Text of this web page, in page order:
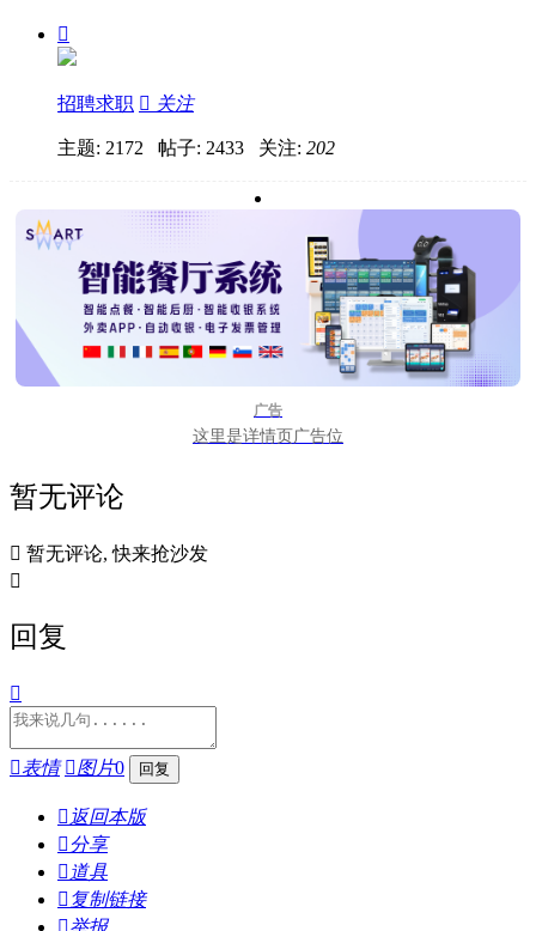

招聘求职  关注
主题: 2172 帖子: 2433 关注: 202
广告
这里是详情页广告位
暂无评论
 暂无评论, 快来抢沙发

回复

表情 图片0
 返回本版
分享
 道具
 复制链接
举报